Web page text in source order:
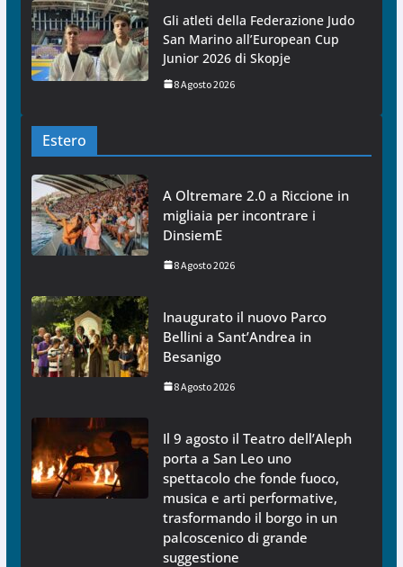
Gli atleti della Federazione Judo
San Marino all’European Cup
Junior 2026 di Skopje
8 Agosto 2026
Estero
A Oltremare 2.0 a Riccione in
migliaia per incontrare i
DinsiemE
8 Agosto 2026
Inaugurato il nuovo Parco
Bellini a Sant’Andrea in
Besanigo
8 Agosto 2026
Il 9 agosto il Teatro dell’Aleph
porta a San Leo uno
spettacolo che fonde fuoco,
musica e arti performative,
trasformando il borgo in un
palcoscenico di grande
suggestione